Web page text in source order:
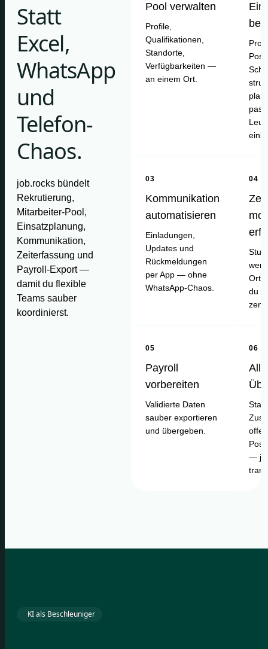
Statt
Excel,
WhatsApp
und
Telefon-
Chaos.
job.rocks bündelt
Rekrutierung,
Mitarbeiter-Pool,
Einsatzplanung,
Kommunikation,
Zeiterfassung und
Payroll-Export —
damit du flexible
Teams sauber
koordinierst.
Pool verwalten
Profile,
Qualifikationen,
Standorte,
Verfügbarkeiten —
an einem Ort.
03
Kommunikation
automatisieren
Einladungen,
Updates und
Rückmeldungen
per App — ohne
WhatsApp-Chaos.
04
Ort
du
05
Payroll
vorbereiten
Validierte Daten
sauber exportieren
und übergeben.
06
—
KI als Beschleuniger